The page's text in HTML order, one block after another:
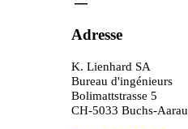
Adresse
K. Lienhard SA
Bureau d'ingénieurs
Bolimattstrasse 5
CH-5033 Buchs-Aarau